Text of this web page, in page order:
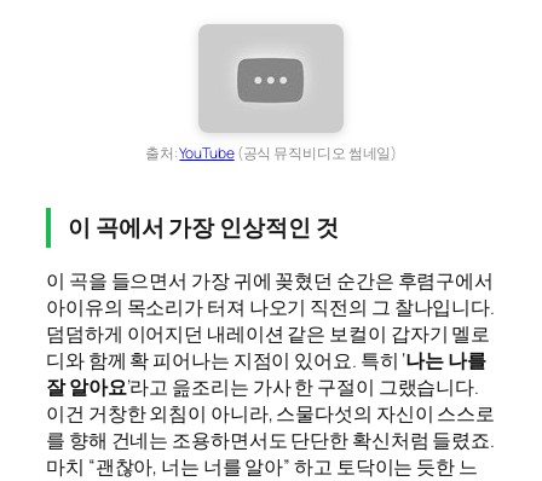
출처:YouTube(공식 뮤직비디오 썸네일)
이 곡에서 가장 인상적인 것
이 곡을 들으면서 가장 귀에 꽂혔던 순간은 후렴구에서
아이유의 목소리가 터져 나오기 직전의 그 찰나입니다.
덤덤하게 이어지던 내레이션 같은 보컬이 갑자기 멜로
디와 함께 확 피어나는 지점이 있어요. 특히 ‘나는 나를
잘 알아요’라고 읊조리는 가사 한 구절이 그랬습니다.
이건 거창한 외침이 아니라, 스물다섯의 자신이 스스로
를 향해 건네는 조용하면서도 단단한 확신처럼 들렸죠.
마치 “괜찮아, 너는 너를 알아” 하고 토닥이는 듯한 느